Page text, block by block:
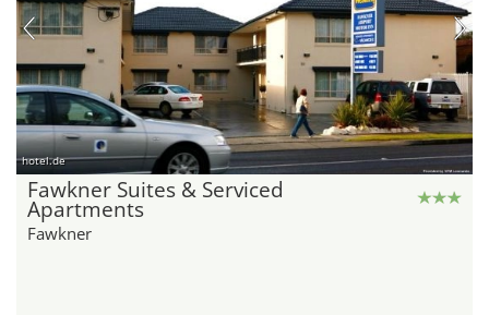
hotel.de
Fawkner Suites & Serviced
Apartments
Fawkner